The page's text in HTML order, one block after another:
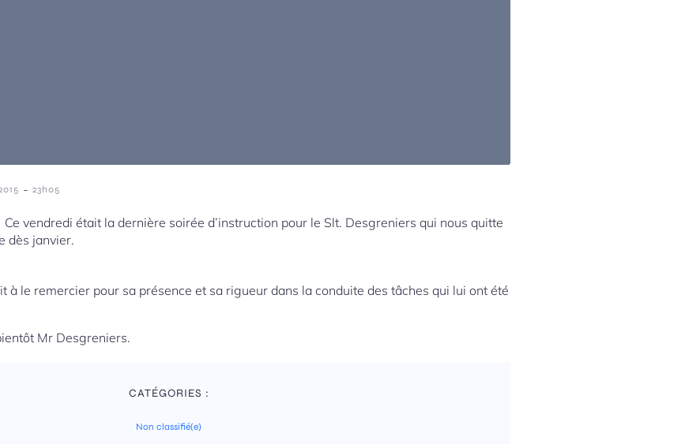
- 23h05
Ce vendredi était la dernière soirée d’instruction pour le Slt. Desgreniers qui nous quitte
dès janvier.
à le remercier pour sa présence et sa rigueur dans la conduite des tâches qui lui ont été
Mr Desgreniers.
CATÉGORIES :
Non classifié(e)